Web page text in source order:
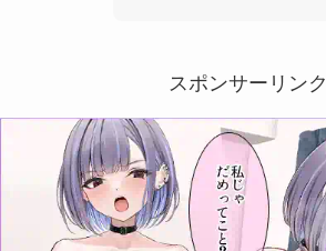
スポンサーリンク